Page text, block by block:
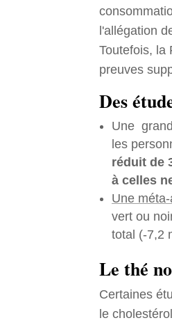
l'allégation
Toutefois, la
preuves
Des
Une
les
réduit de
à celles
Une
vert ou
total (-7,2
Le thé
Certaines
le